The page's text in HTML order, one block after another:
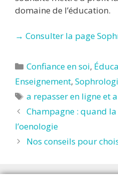
domaine de l’éducation.
→ Consulter la page
Catégories
Confiance en soi,
Enseignement,
Étiquettes
a repasser en ligne et
Champagne : quand
l’oenologie
Nos conseils pour